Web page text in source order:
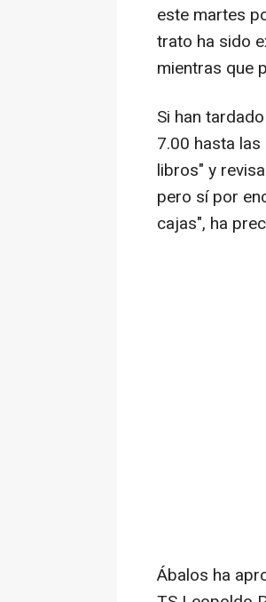
este martes
trato ha sido
mientras que
Si han
7.00 hasta
libros" y
pero sí por
cajas", ha
Ábalos ha